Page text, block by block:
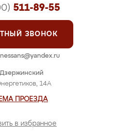
Дзержинский
14А
ПРОЕЗДА
в избранное
511-89-55
ЗВОНОК